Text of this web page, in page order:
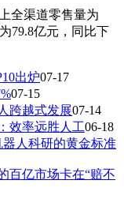
全渠道零售量为
79.8亿元，同比下
出炉07-17
07-15
跨越式发展07-14
效率远胜人工06-18
人科研的黄金标准
百亿市场卡在“赔不